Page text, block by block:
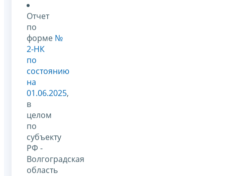
Отчет
по
форме №
2-НК
по
состоянию
на
01.06.2025,
в
целом
по
субъекту
РФ -
Волгоградская
область